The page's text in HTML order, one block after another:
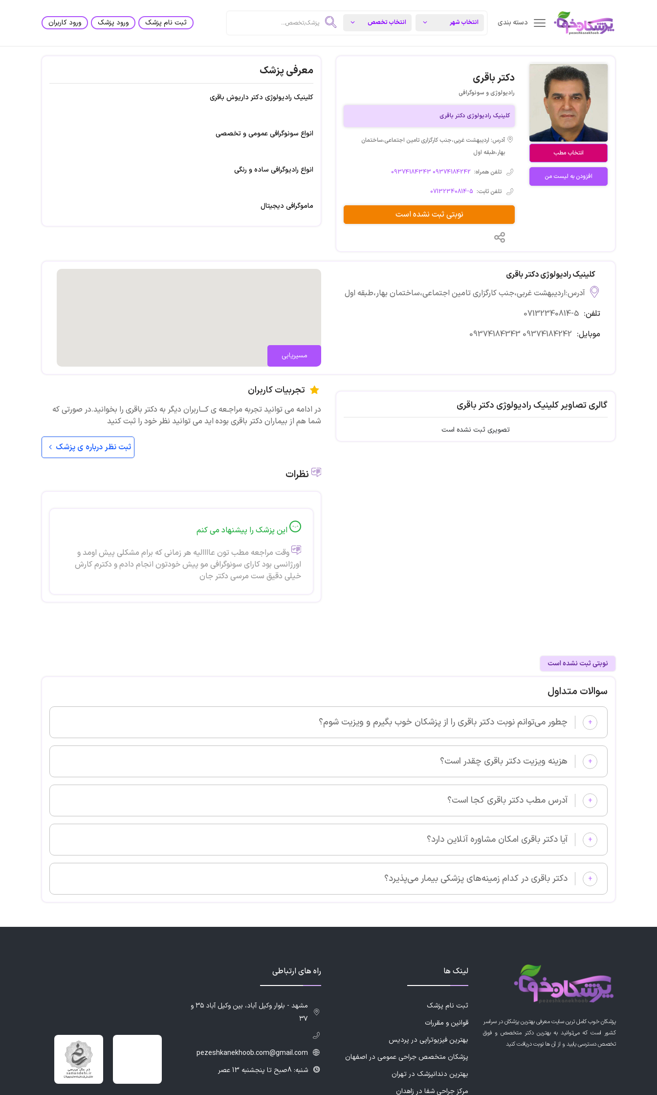
دسته بندی ثبت نام پزشک ورود پزشک ورود کاربران
انتخاب مطب
افزودن به لیست من
دکتر باقری
رادیولوژی و سونوگرافی
کلینیک رادیولوژی دکتر باقری
آدرس: اردیبهشت غربی،جنب کارگزاری تامین اجتماعی،ساختمان
بهار،طبقه اول
تلفن همراه: 09374184343 09374184242
تلفن ثابت: 07132340814-5
نوبتی ثبت نشده است
معرفی پزشک
کلینیک رادیولوژی دکتر داریوش باقری
انواع سونوگرافی عمومی و تخصصی
انواع رادیوگرافی ساده و رنگی
ماموگرافی دیجیتال
IVP--VCUG--RUG
باریوم سوالو_انما_ترانزیت و..
کلینیک رادیولوژی دکتر باقری
آدرس:اردیبهشت غربی،جنب کارگزاری تامین اجتماعی،ساختمان بهار،طبقه اول
تلفن: 07132340814-5
موبایل:
09374184343 09374184242
مسیریابی
گالری تصاویر کلینیک رادیولوژی دکتر باقری
تصویری ثبت نشده است
تجربیات کاربران
در ادامه می توانید تجربه مراجـعه ی کـــاربران دیگر به دکتر باقری را بخوانید.در صورتی که
شما هم از بیماران دکتر باقری بوده اید می توانید نظر خود را ثبت کنید
ثبت نظر درباره ی پزشک
نظرات
این پزشک را پیشنهاد می کنم
وقت مراجعه مطب تون عاااالیه هر زمانی که برام مشکلی پیش اومد و
اورژانسی بود کارای سونوگرافی مو پیش خودتون انجام دادم و دکترم کارش
خیلی دقیق ست مرسی دکتر جان
نوبتی ثبت نشده است
سوالات متداول
+ چطور می‌توانم نوبت دکتر باقری را از پزشکان خوب بگیرم و ویزیت شوم؟
+ هزینه ویزیت دکتر باقری چقدر است؟
+ آدرس مطب دکتر باقری کجا است؟
+ آیا دکتر باقری امکان مشاوره آنلاین دارد؟
+ دکتر باقری در کدام زمینه‌های پزشکی بیمار می‌پذیرد؟
پزشکان خوب کامل ترین سایت معرفی بهترین پزشکان در سراسر
کشور است که می‌توانید به بهترین دکتر متخصص و فوق
تخصص دسترسی یابید و از آن ها نوبت دریافت کنید
لینک ها
ثبت نام پزشک
قوانین و مقررات
بهترین فیزیوتراپی در پردیس
پزشکان متخصص جراحی عمومی در اصفهان
بهترین دندانپزشک در تهران
مرکز جراحی شفا در زاهدان
راه های ارتباطی
مشهد - بلوار وکیل آباد، بین وکیل آباد ۳۵ و
۳۷
pezeshkanekhoob.com@gmail.com
شنبه: 8صبح تا پنجشنبه 13 عصر